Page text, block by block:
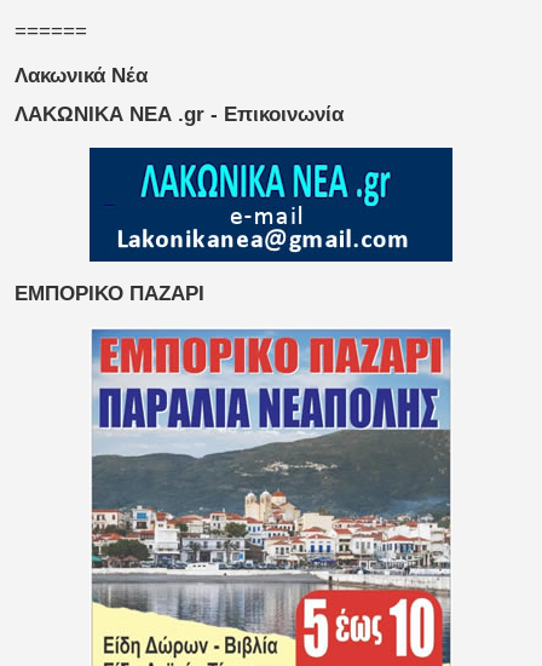
======
Λακωνικά Νέα
ΛΑΚΩΝΙΚΑ ΝΕΑ .gr - Επικοινωνία
ΕΜΠΟΡΙΚΟ ΠΑΖΑΡΙ